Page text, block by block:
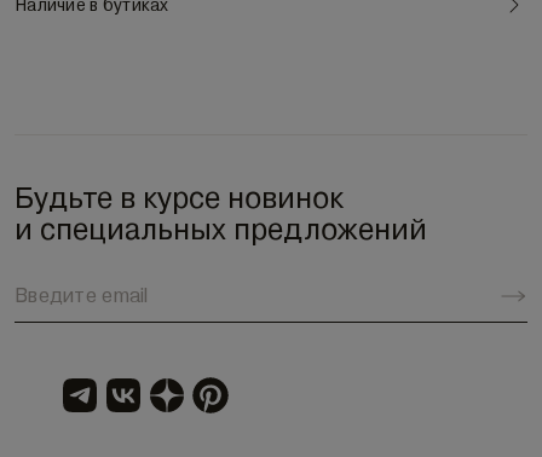
Наличие в бутиках
Будьте в курсе новинок
и специальных предложений